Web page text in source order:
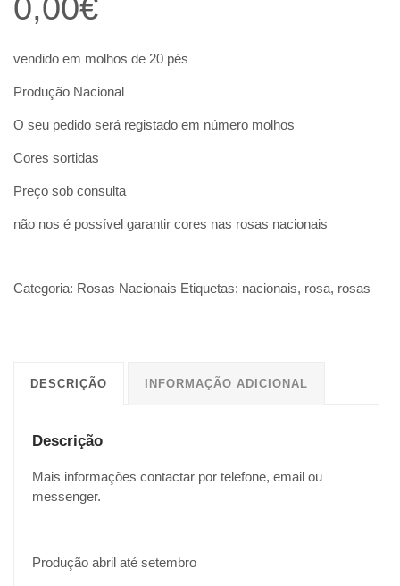
0,00€
vendido em molhos de 20 pés
Produção Nacional
O seu pedido será registado em número molhos
Cores sortidas
Preço sob consulta
não nos é possível garantir cores nas rosas nacionais
Categoria: Rosas Nacionais Etiquetas: nacionais, rosa, rosas
DESCRIÇÃO INFORMAÇÃO ADICIONAL
Descrição
Mais informações contactar por telefone, email ou
messenger.
Produção abril até setembro